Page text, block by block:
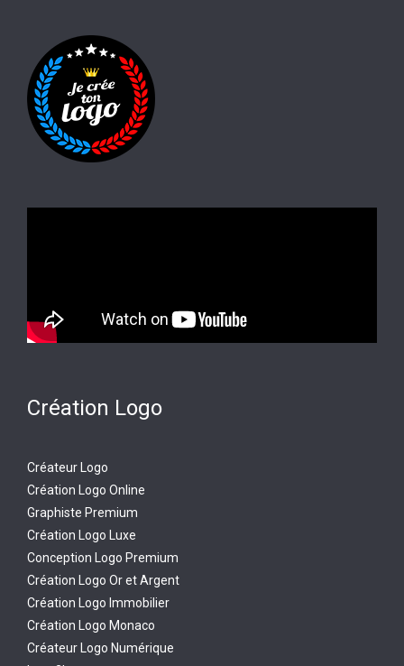
Création Logo
Créateur Logo
Création Logo Online
Graphiste Premium
Création Logo Luxe
Conception Logo Premium
Création Logo Or et Argent
Création Logo Immobilier
Création Logo Monaco
Créateur Logo Numérique